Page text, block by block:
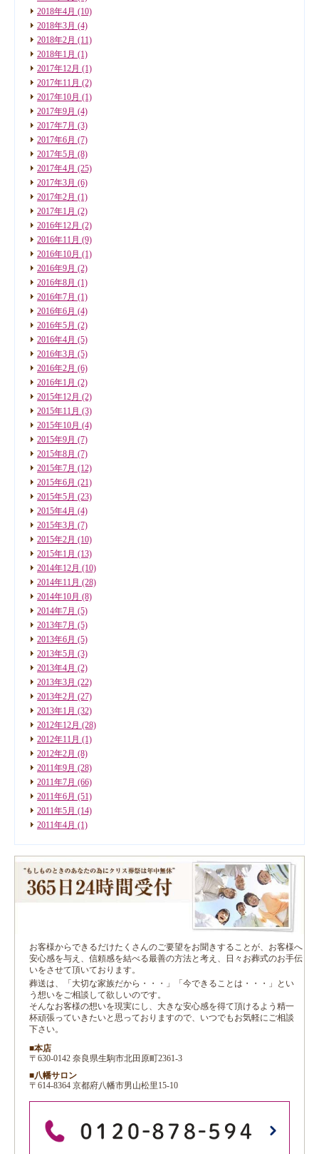
2018年4月 (10)
2018年3月 (4)
2018年2月 (11)
2018年1月 (1)
2017年12月 (1)
2017年11月 (2)
2017年10月 (1)
2017年9月 (4)
2017年7月 (3)
2017年6月 (7)
2017年5月 (8)
2017年4月 (25)
2017年3月 (6)
2017年2月 (1)
2017年1月 (2)
2016年12月 (2)
2016年11月 (9)
2016年10月 (1)
2016年9月 (2)
2016年8月 (1)
2016年7月 (1)
2016年6月 (4)
2016年5月 (2)
2016年4月 (5)
2016年3月 (5)
2016年2月 (6)
2016年1月 (2)
2015年12月 (2)
2015年11月 (3)
2015年10月 (4)
2015年9月 (7)
2015年8月 (7)
2015年7月 (12)
2015年6月 (21)
2015年5月 (23)
2015年4月 (4)
2015年3月 (7)
2015年2月 (10)
2015年1月 (13)
2014年12月 (10)
2014年11月 (28)
2014年10月 (8)
2014年7月 (5)
2013年7月 (5)
2013年6月 (5)
2013年5月 (3)
2013年4月 (2)
2013年3月 (22)
2013年2月 (27)
2013年1月 (32)
2012年12月 (28)
2012年11月 (1)
2012年2月 (8)
2011年9月 (28)
2011年7月 (66)
2011年6月 (51)
2011年5月 (14)
2011年4月 (1)
お客様からできるだけたくさんのご要望をお聞きすることが、お客様へ
安心感を与え、信頼感を結べる最善の方法と考え、日々お葬式のお手伝
いをさせて頂いております。
葬送は、「大切な家族だから・・・」「今できることは・・・」とい
う想いをご相談して欲しいのです。
そんなお客様の想いを現実にし、大きな安心感を得て頂けるよう精一
杯頑張っていきたいと思っておりますので、いつでもお気軽にご相談
下さい。
■本店
〒630-0142 奈良県生駒市北田原町2361-3
■八幡サロン
〒614-8364 京都府八幡市男山松里15-10